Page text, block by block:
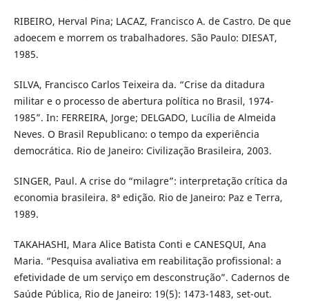
RIBEIRO, Herval Pina; LACAZ, Francisco A. de Castro. De que
adoecem e morrem os trabalhadores. São Paulo: DIESAT,
1985.
SILVA, Francisco Carlos Teixeira da. “Crise da ditadura
militar e o processo de abertura política no Brasil, 1974-
1985”. In: FERREIRA, Jorge; DELGADO, Lucília de Almeida
Neves. O Brasil Republicano: o tempo da experiência
democrática. Rio de Janeiro: Civilização Brasileira, 2003.
SINGER, Paul. A crise do “milagre”: interpretação crítica da
economia brasileira. 8ª edição. Rio de Janeiro: Paz e Terra,
1989.
TAKAHASHI, Mara Alice Batista Conti e CANESQUI, Ana
Maria. “Pesquisa avaliativa em reabilitação profissional: a
efetividade de um serviço em desconstrução”. Cadernos de
Saúde Pública, Rio de Janeiro: 19(5): 1473-1483, set-out.